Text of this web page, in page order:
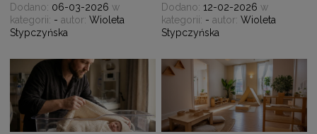
Dodano: 06-03-2026 w
kategorii: - autor:Wioleta
Stypczyńska
Dodano:12-02-2026 w
kategorii: - autor:Wioleta
Stypczyńska